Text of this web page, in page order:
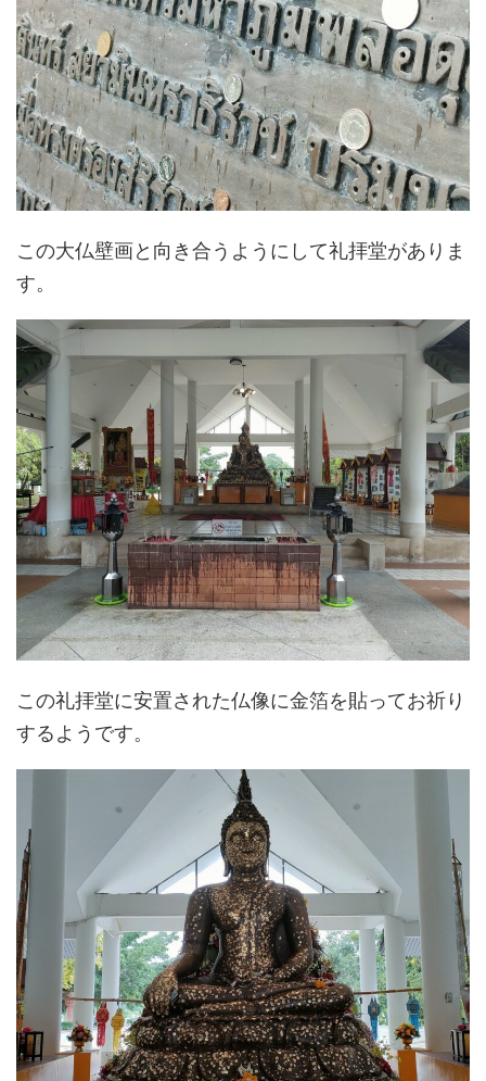
この大仏壁画と向き合うようにして礼拝堂がありま
す。
この礼拝堂に安置された仏像に金箔を貼ってお祈り
するようです。